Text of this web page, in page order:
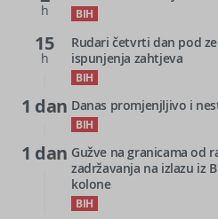
h BIH
15
h
Rudari četvrti dan pod
ispunjenja zahtjeva
BIH
1 dan Danas promjenjljivo i
BIH
1 dan Gužve na granicama od
zadržavanja na izlazu iz
kolone
BIH